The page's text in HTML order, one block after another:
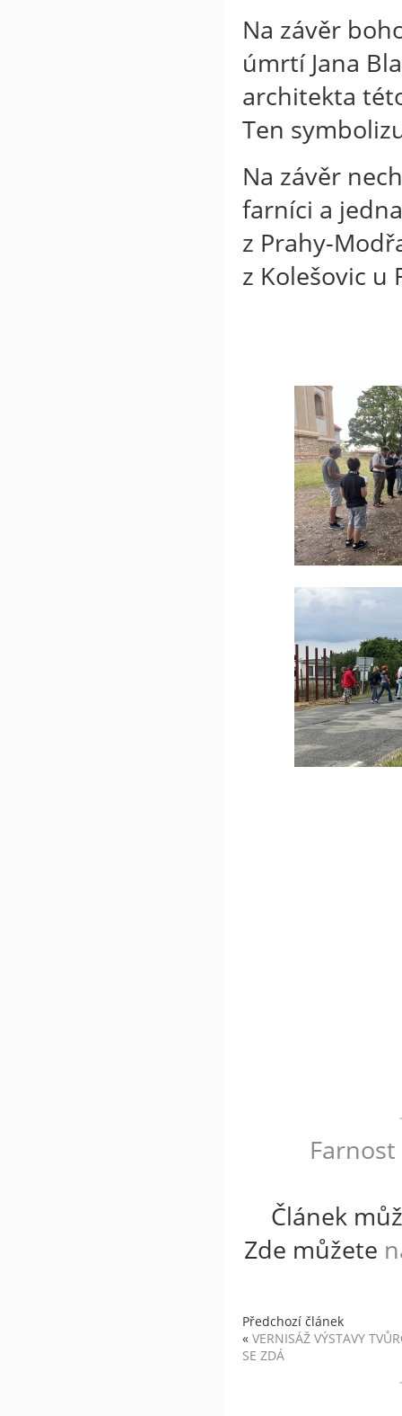
Na závěr
úmrtí Jana
architekta
Ten
Na závěr
farníci a
z Prahy-
z Kolešovic
Článek
Zde můžete
Předchozí článek
« VERNISÁŽ VÝSTAVY
SE ZDÁ